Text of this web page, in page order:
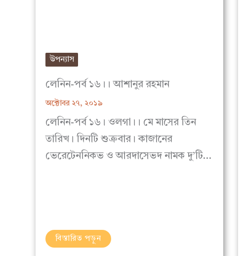
উপন্যাস
লেনিন-পর্ব ১৬।। আশানুর রহমান
অক্টোবর ২৭, ২০১৯
লেনিন-পর্ব ১৬। ওলগা।। মে মাসের তিন
তারিখ। দিনটি শুক্রবার। কাজানের
ভেরেটেননিকভ ও আরদাসেভদ নামক দু’টি…
বিস্তারিত পড়ুন